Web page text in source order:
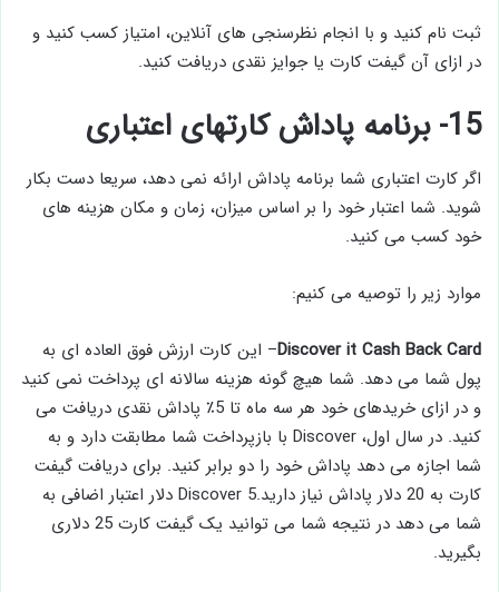
ثبت نام کنید و با انجام نظرسنجی های آنلاین، امتیاز کسب کنید و
در ازای آن گیفت کارت یا جوایز نقدی دریافت کنید.
15- برنامه پاداش کارتهای اعتباری
اگر کارت اعتباری شما برنامه پاداش ارائه نمی دهد، سریعا دست بکار
شوید. شما اعتبار خود را بر اساس میزان، زمان و مکان هزینه های
خود کسب می کنید.
موارد زیر را توصیه می کنیم:
Discover it Cash Back Card– این کارت ارزش فوق العاده ای به
پول شما می دهد. شما هیچ گونه هزینه سالانه ای پرداخت نمی کنید
و در ازای خریدهای خود هر سه ماه تا 5٪ پاداش نقدی دریافت می
کنید. در سال اول، Discover با بازپرداخت شما مطابقت دارد و به
شما اجازه می دهد پاداش خود را دو برابر کنید. برای دریافت گیفت
کارت به 20 دلار پاداش نیاز دارید.Discover 5 دلار اعتبار اضافی به
شما می دهد در نتیجه شما می توانید یک گیفت کارت 25 دلاری
بگیرید.